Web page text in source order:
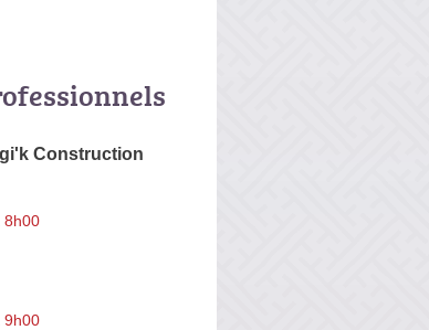
Construction
8h00
9h00